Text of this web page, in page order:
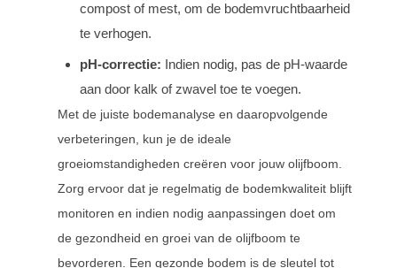
compost of mest, om de bodemvruchtbaarheid
te verhogen.
pH-correctie: Indien nodig, pas de pH-waarde
aan door kalk of zwavel toe te voegen.
Met de juiste bodemanalyse en daaropvolgende
verbeteringen, kun je de ideale
groeiomstandigheden creëren voor jouw olijfboom.
Zorg ervoor dat je regelmatig de bodemkwaliteit blijft
monitoren en indien nodig aanpassingen doet om
de gezondheid en groei van de olijfboom te
bevorderen. Een gezonde bodem is de sleutel tot